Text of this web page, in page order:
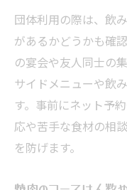
団体利用の際は、飲
があるかどうかも確
の宴会や友人同士の
サイドメニューや飲
す。事前にネット予
応や苦手な食材の相
を防げます。